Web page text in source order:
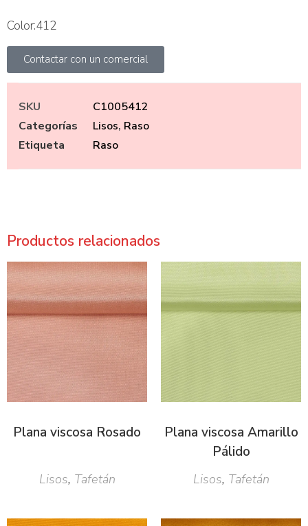
Color:412
Contactar con un comercial
SKU
C1005412
Categorías
Lisos, Raso
Etiqueta
Raso
Productos relacionados
Plana viscosa Rosado
Lisos, Tafetán
Plana viscosa Amarillo
Pálido
Lisos, Tafetán